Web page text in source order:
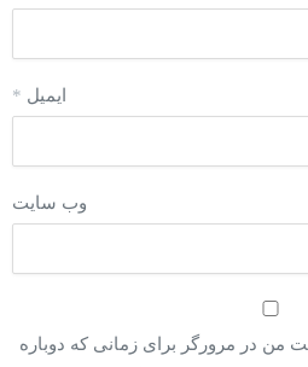
ایمیل *
وب‌ سایت
من در مرورگر برای زمانی که دوباره